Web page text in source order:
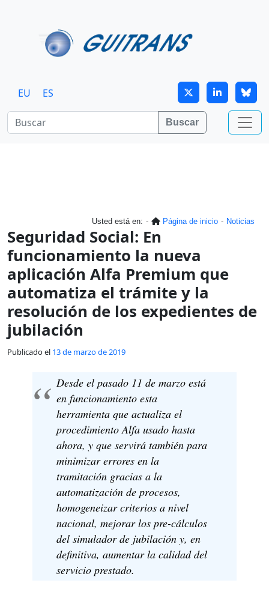
EU ES
Buscar
Usted está en: Página de inicio Noticias
Seguridad Social: En
funcionamiento la nueva
aplicación Alfa Premium que
automatiza el trámite y la
resolución de los expedientes de
jubilación
Publicado el 13 de marzo de 2019
Desde el pasado 11 de marzo está
en funcionamiento esta
herramienta que actualiza el
procedimiento Alfa usado hasta
ahora, y que servirá también para
minimizar errores en la
tramitación gracias a la
automatización de procesos,
homogeneizar criterios a nivel
nacional, mejorar los pre-cálculos
del simulador de jubilación y, en
definitiva, aumentar la calidad del
servicio prestado.